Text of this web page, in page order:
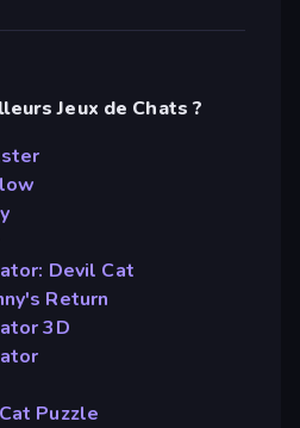
Jeux de Chats ?
Devil Cat
Return
3D
Puzzle